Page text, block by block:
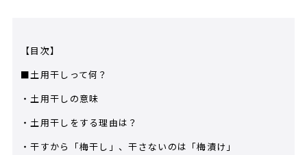
【目次】
■土用干しって何？
・土用干しの意味
・土用干しをする理由は？
・干すから「梅干し」、干さないのは「梅漬け」